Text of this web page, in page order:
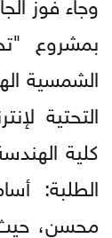
بمشروع
الشمسية
التحتية
كلية
الطلبة: